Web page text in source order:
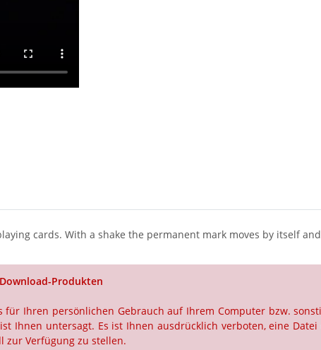
cards. With a shake the permanent mark moves by itself
Produkten
Ihren persönlichen Gebrauch auf Ihrem Computer bzw.
Ihnen untersagt. Es ist Ihnen ausdrücklich verboten, eine
zur Verfügung zu stellen.